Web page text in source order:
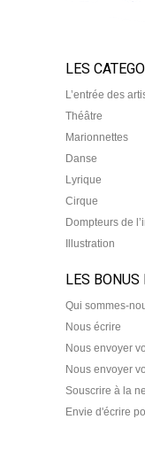
LES
L’entrée des
Théâtre
Marionnettes
Danse
Lyrique
Cirque
Dompteurs de
Illustration
LES BONUS
Qui sommes-
Nous écrire
Nous envoyer
Nous envoyer
Souscrire à la
Envie d'écrire